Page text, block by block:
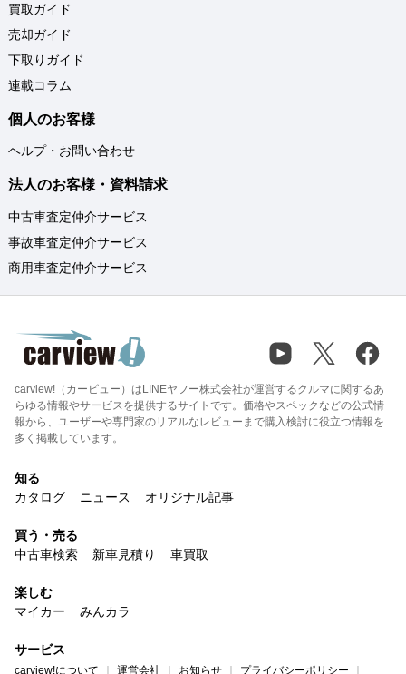
買取ガイド
売却ガイド
下取りガイド
連載コラム
個人のお客様
ヘルプ・お問い合わせ
法人のお客様・資料請求
中古車査定仲介サービス
事故車査定仲介サービス
商用車査定仲介サービス
carview!（カービュー）はLINEヤフー株式会社が運営するクルマに関するあ
らゆる情報やサービスを提供するサイトです。価格やスペックなどの公式情
報から、ユーザーや専門家のリアルなレビューまで購入検討に役立つ情報を
多く掲載しています。
知る
カタログ
ニュース オリジナル記事
買う・売る
中古車検索
新車見積り 車買取
楽しむ
マイカー
みんカラ
サービス
carview!について 運営会社 お知らせ プライバシーポリシー